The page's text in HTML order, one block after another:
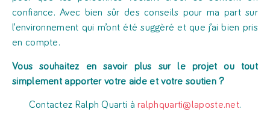
confiance. Avec bien sûr des conseils pour ma part sur
l’environnement qui m’ont été suggèré et que j’ai bien pris
en compte.
Vous souhaitez en savoir plus sur le projet ou tout
simplement apporter votre aide et votre soutien ?
Contactez Ralph Quarti àralphquarti@laposte.net.